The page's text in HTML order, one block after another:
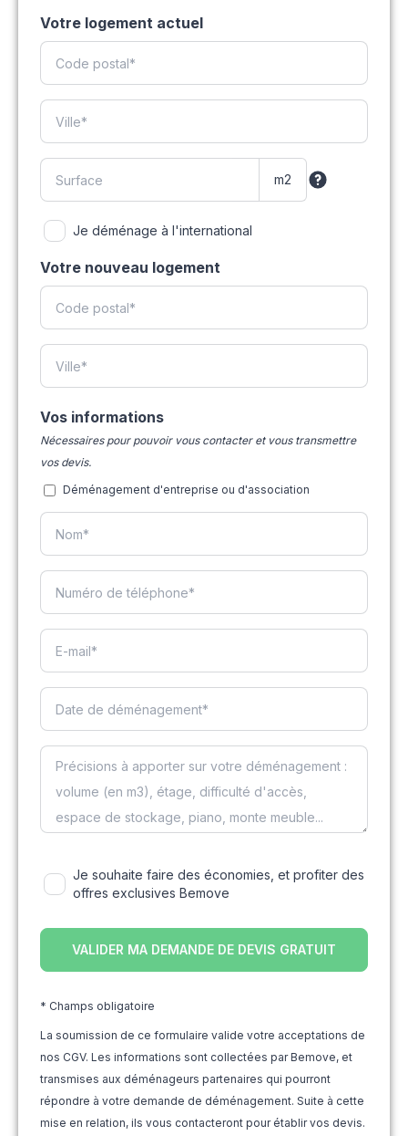
Votre logement actuel
Je déménage à l'international
Votre nouveau logement
Vos informations
Nécessaires pour pouvoir vous contacter et vous transmettre
vos devis.
Déménagement d'entreprise ou d'association
Je souhaite faire des économies, et profiter des
offres exclusives Bemove
* Champs obligatoire
La soumission de ce formulaire valide votre acceptations de
nos CGV. Les informations sont collectées par Bemove, et
transmises aux déménageurs partenaires qui pourront
répondre à votre demande de déménagement. Suite à cette
mise en relation, ils vous contacteront pour établir vos devis.